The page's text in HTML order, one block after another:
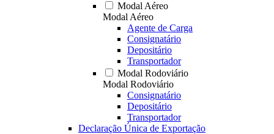
Modal Aéreo
Modal Aéreo
Agente de Carga
Consignatário
Depositário
Transportador
Modal Rodoviário
Modal Rodoviário
Consignatário
Depositário
Transportador
Declaração Única de Exportação